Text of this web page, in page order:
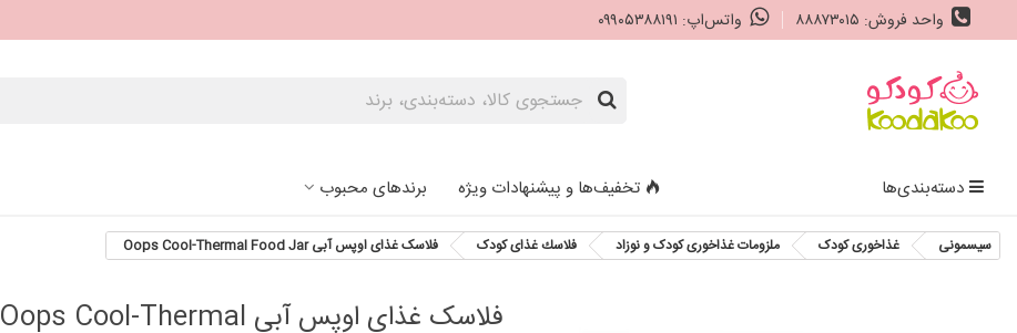
واحد فروش: ۸۸۸۷۳۰۱۵ واتس‌اپ: ۰۹۹۰۵۳۸۸۱۹۱
دسته‌بندی‌ها تخفیف‌ها و پیشنهادات ویژه برندهای محبوب
سیسمونی غذاخوری کودک ملزومات غذاخوری کودک و نوزاد فلاسك غذای کودک فلاسک غذای اوپس آبی Oops Cool-Thermal Food Jar
فلاسک غذای اوپس آبی Oops Cool-Thermal